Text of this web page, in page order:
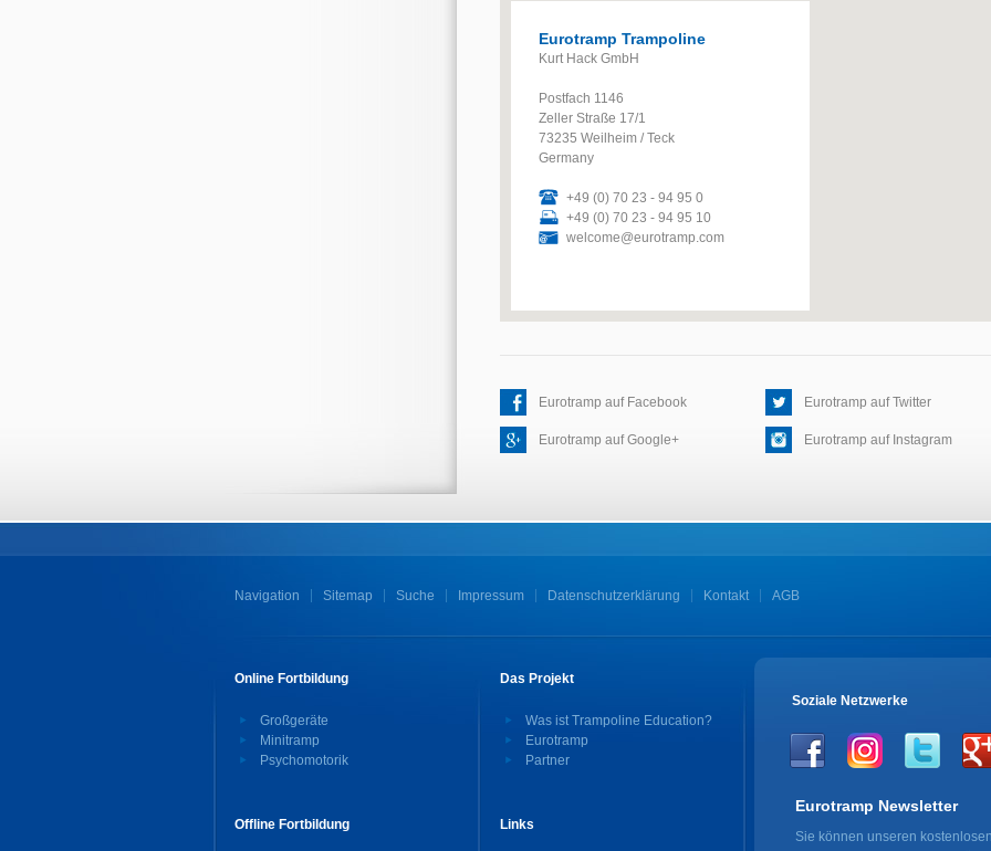
Eurotramp Trampoline
Kurt Hack GmbH
Postfach 1146
Zeller Straße 17/1
73235 Weilheim / Teck
Germany
+49 (0) 70 23 - 94 95 0
+49 (0) 70 23 - 94 95 10
welcome@eurotramp.com
Eurotramp auf Facebook Eurotramp auf Twitter
Eurotramp auf Google+ Eurotramp auf Instagram
Navigation Sitemap Suche Impressum Datenschutzerklärung Kontakt AGB
Online Fortbildung
Großgeräte
Minitramp
Psychomotorik
Offline Fortbildung
Das Projekt
Was ist Trampoline Education?
Eurotramp
Partner
Links
Soziale Netzwerke
Eurotramp Newsletter
Sie können unseren